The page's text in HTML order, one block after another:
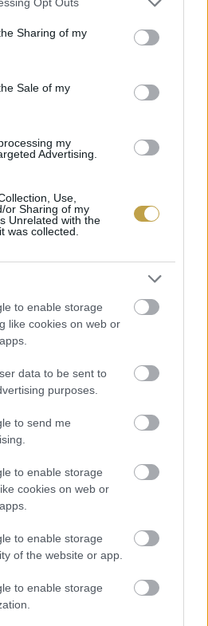
behaviour. You may click to
and its third-party tags to
purposes in below Google
Sharing of my
Sale of my
my
Advertising.
Use,
or Sharing of my
Unrelated with the
was collected.
to enable storage
like cookies on web or
data to be sent to
purposes.
to send me
to enable storage
cookies on web or
to enable storage
of the website or app.
to enable storage
és egy kevés
ízesíteni. Pirítóssal
remekül működő
akkor keverjük össze az
ananásszal,
és egy kevés chilivel, ami
grillezett húsonak vagy
de akár taco
vágva a sütőben
sütjük, kiváló snack
belőle. A ropogós
és tésztákhoz is remek
séfje a szezonális
konyhai megoldások
tippjeit, hogy ne csak
ételeket is